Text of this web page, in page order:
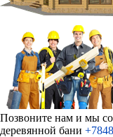
Позвоните нам и мы
деревянной бани